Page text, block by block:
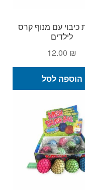
כיבוי עם מנוף קרס
לילדים
12.00 ₪
הוספה לסל